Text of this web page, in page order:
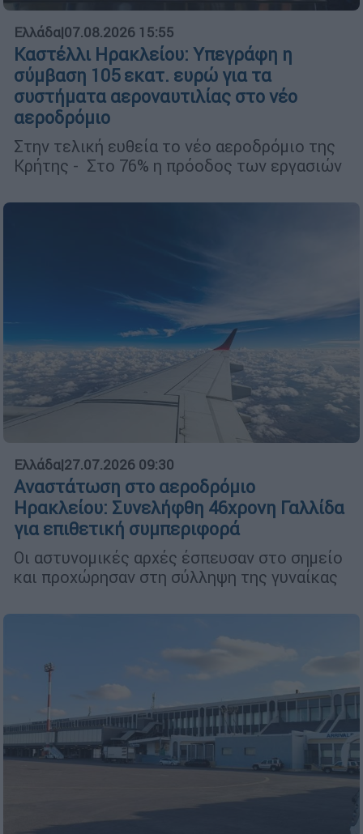
Ελλάδα|07.08.2026 15:55
Καστέλλι Ηρακλείου: Υπεγράφη η
σύμβαση 105 εκατ. ευρώ για τα
συστήματα αεροναυτιλίας στο νέο
αεροδρόμιο
Στην τελική ευθεία το νέο αεροδρόμιο της
Κρήτης - Στο 76% η πρόοδος των εργασιών
Ελλάδα|27.07.2026 09:30
Αναστάτωση στο αεροδρόμιο
Ηρακλείου: Συνελήφθη 46χρονη Γαλλίδα
για επιθετική συμπεριφορά
Οι αστυνομικές αρχές έσπευσαν στο σημείο
και προχώρησαν στη σύλληψη της γυναίκας